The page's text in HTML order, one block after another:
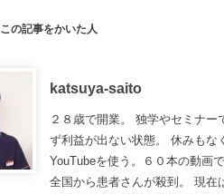
この記事をかいた人
katsuya-saito
２８歳で開業。 独学やセミナ
ず利益が出ない状態。 休みもな
YouTubeを使う。６０本の動画
全国から患者さんが殺到。 現在